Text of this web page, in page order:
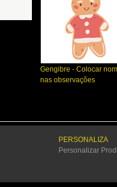
Gengibre - Colocar
nas observações
PERSONALIZA
Personalizar